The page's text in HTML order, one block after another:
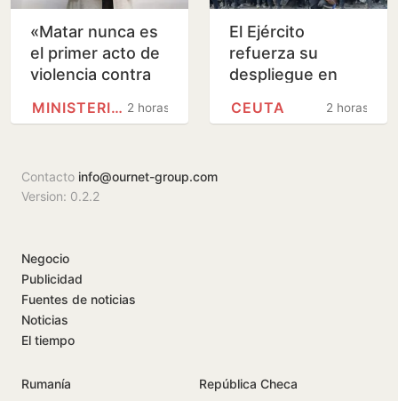
«Matar nunca es
el primer acto de
violencia contra
último; debemos
2 horas
MINISTERIO PÚBLICO
El Ejército
refuerza su
despliegue en
fragatas de la2 horas
CEUTA
Contacto info@ournet-group.com
Version: 0.2.2
Negocio
Publicidad
Fuentes de noticias
Noticias
El tiempo
Rumanía
República Checa